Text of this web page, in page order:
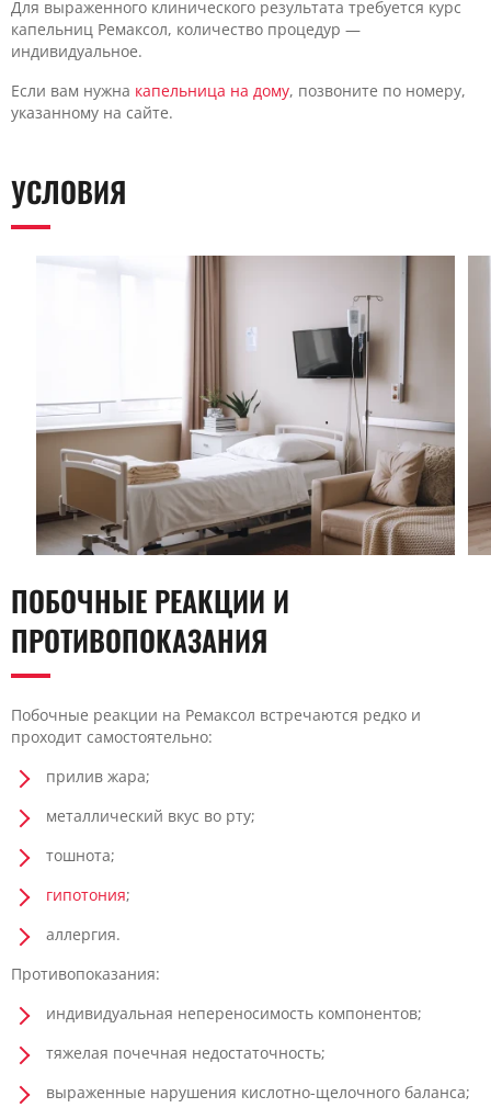
Для выраженного клинического результата требуется курс
капельниц Ремаксол, количество процедур —
индивидуальное.
Если вам нужна капельница на дому, позвоните по номеру,
указанному на сайте.
УСЛОВИЯ
ПОБОЧНЫЕ РЕАКЦИИ И
ПРОТИВОПОКАЗАНИЯ
Побочные реакции на Ремаксол встречаются редко и
проходит самостоятельно:
прилив жара;
металлический вкус во рту;
тошнота;
гипотония;
аллергия.
Противопоказания:
индивидуальная непереносимость компонентов;
тяжелая почечная недостаточность;
выраженные нарушения кислотно-щелочного баланса;